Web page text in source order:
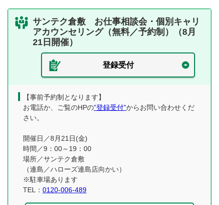
サンテク倉敷 お仕事相談会・個別キャリ
アカウンセリング（無料／予約制）（8月
21日開催）
登録受付
【事前予約制となります】
お電話か、ご覧のHPの”登録受付”からお問い合わせくだ
さい。
開催日／8月21日(金)
時間／9：00～19：00
場所／サンテク倉敷
（連島／ハローズ連島店向かい）
※駐車場あります
TEL： 0120-006-489